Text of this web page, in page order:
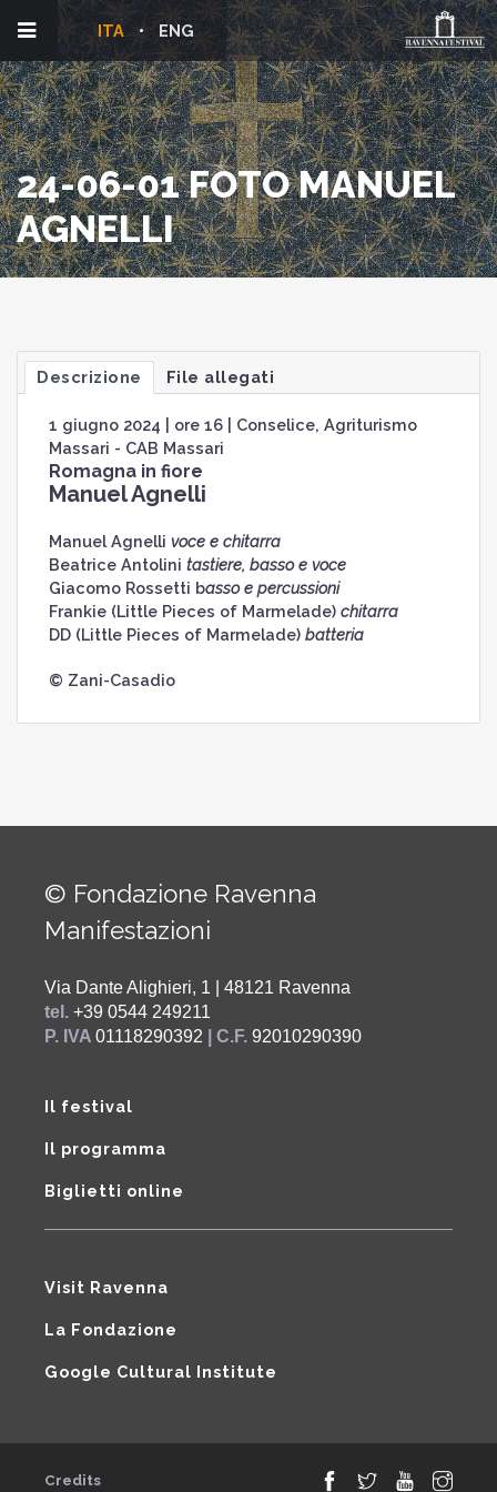
ENG
ITA
24-06-01 FOTO MANUEL
AGNELLI
Descrizione File allegati
1 giugno 2024 | ore 16 | Conselice, Agriturismo
Massari - CAB Massari
Romagna in fiore
Manuel Agnelli
Manuel Agnelli voce e chitarra
Beatrice Antolini tastiere, basso e voce
Giacomo Rossetti basso e percussioni
Frankie (Little Pieces of Marmelade) chitarra
DD (Little Pieces of Marmelade) batteria
© Zani-Casadio
© Fondazione Ravenna
Manifestazioni
Via Dante Alighieri, 1 | 48121 Ravenna
tel. +39 0544 249211
P. IVA 01118290392 | C.F. 92010290390
Il festival
Il programma
Biglietti online
Visit Ravenna
La Fondazione
Google Cultural Institute
Credits